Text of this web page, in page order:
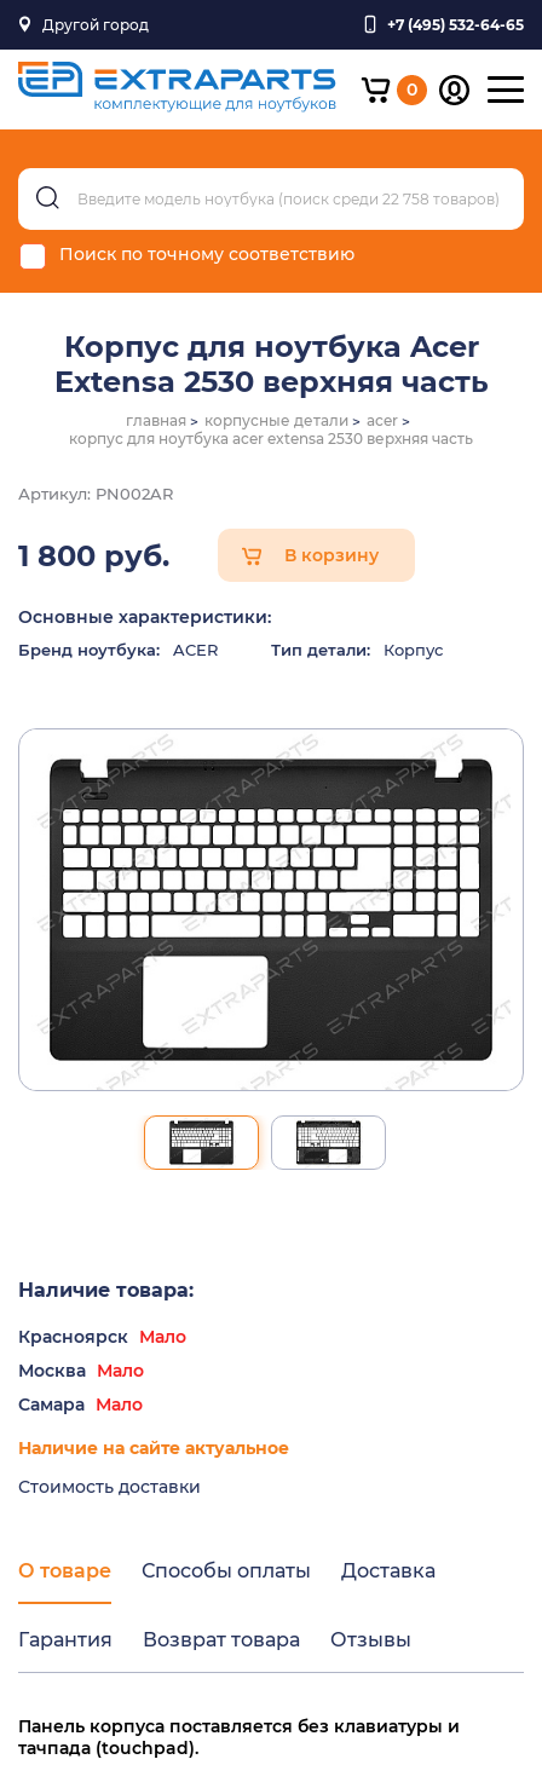
Другой город +7 (495) 532-64-65
0
Поиск по точному соответствию
Корпус для ноутбука Acer
Extensa 2530 верхняя часть
главная корпусные детали
acer
корпус для ноутбука acer extensa 2530 верхняя часть
Артикул: PN002AR
1 800 руб. В корзину
Основные характеристики:
Бренд ноутбука: ACER Тип детали: Корпус
Наличие товара:
Красноярск Мало
Москва Мало
Самара Мало
Наличие на сайте актуальное
Стоимость доставки
О товаре Способы оплаты Доставка
Гарантия Возврат товара Отзывы
Панель корпуса поставляется без клавиатуры и
тачпада (touchpad).